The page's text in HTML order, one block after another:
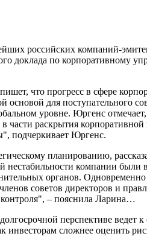
российских компаний-
по корпоративному
что прогресс в сфере
для поступательного
уровне. Юргенс
части раскрытия
подчеркивает Юргенс.
планированию,
нестабильности компании
органов.
советов директоров и
контроля", – пояснила Ларина…
перспективе
инвесторам сложнее оценить